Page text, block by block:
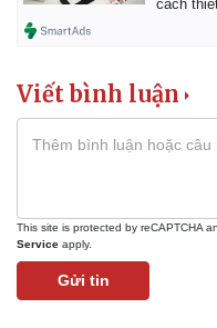
cách
Viết bình luận
This site is protected by reCAPTCHA
Service apply.
Gửi tin